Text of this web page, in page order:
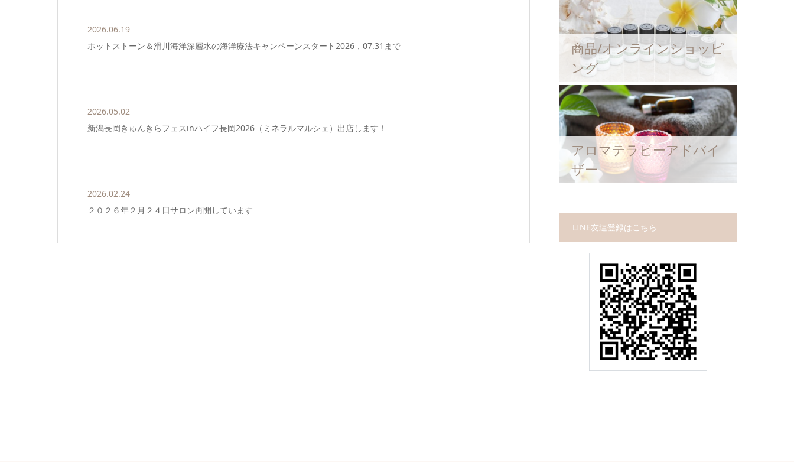
2026.06.19
ホットストーン＆滑川海洋深層水の海洋療法キャンペーンスタート2026，07.31まで
2026.05.02
新潟長岡きゅんきらフェスinハイフ長岡2026（ミネラルマルシェ）出店します！
2026.02.24
２０２６年２月２４日サロン再開しています
商品/オンラインショッピ
ング
アロマテラピーアドバイ
ザー
LINE友達登録はこちら